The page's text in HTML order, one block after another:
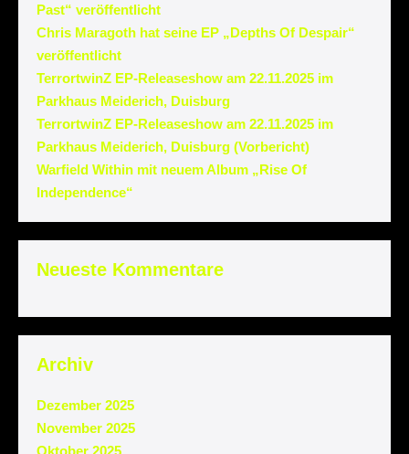
Past“ veröffentlicht
Chris Maragoth hat seine EP „Depths Of Despair“
veröffentlicht
TerrortwinZ EP-Releaseshow am 22.11.2025 im
Parkhaus Meiderich, Duisburg
TerrortwinZ EP-Releaseshow am 22.11.2025 im
Parkhaus Meiderich, Duisburg (Vorbericht)
Warfield Within mit neuem Album „Rise Of
Independence“
Neueste Kommentare
Archiv
Dezember 2025
November 2025
Oktober 2025